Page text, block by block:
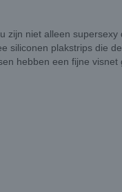
zijn niet alleen
siliconen plakstrips die
hebben een fijne visnet